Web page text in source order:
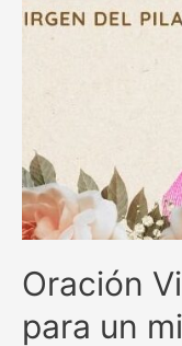
Oración
para un